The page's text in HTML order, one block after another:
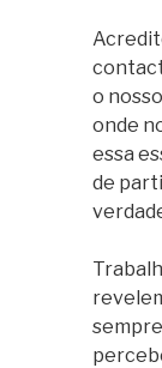
o
onde
essa
de